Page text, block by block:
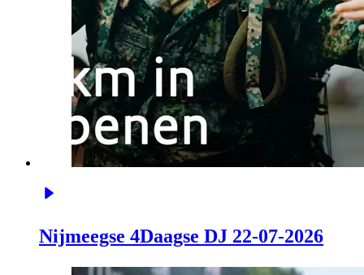
Nijmeegse 4Daagse DJ 22-07-2026